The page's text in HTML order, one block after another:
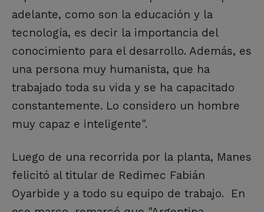
adelante, como son la educación y la
tecnología, es decir la importancia del
conocimiento para el desarrollo. Además, es
una persona muy humanista, que ha
trabajado toda su vida y se ha capacitado
constantemente. Lo considero un hombre
muy capaz e inteligente".
Luego de una recorrida por la planta, Manes
felicitó al titular de Redimec Fabián
Oyarbide y a todo su equipo de trabajo. En